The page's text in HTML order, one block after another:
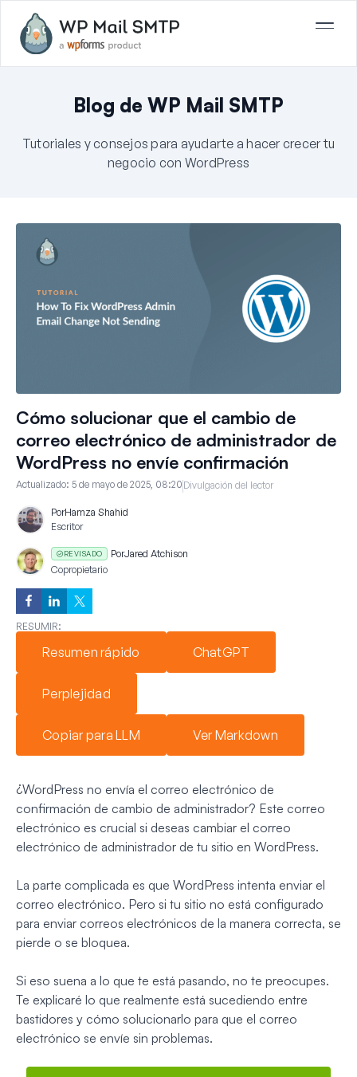
Blog de WP Mail SMTP
Tutoriales y consejos para ayudarte a hacer crecer tu
negocio con WordPress
Cómo solucionar que el cambio de
correo electrónico de administrador de
WordPress no envíe confirmación
Actualizado: 5 de mayo de 2025, 08:20 Divulgación del lector
PorHamza Shahid
Escritor
REVISADO PorJared Atchison
Copropietario
RESUMIR:
Resumen rápido ChatGPT
Perplejidad
Copiar para LLM Ver Markdown
¿WordPress no envía el correo electrónico de
confirmación de cambio de administrador? Este correo
electrónico es crucial si deseas cambiar el correo
electrónico de administrador de tu sitio en WordPress.
La parte complicada es que WordPress intenta enviar el
correo electrónico. Pero si tu sitio no está configurado
para enviar correos electrónicos de la manera correcta, se
pierde o se bloquea.
Si eso suena a lo que te está pasando, no te preocupes.
Te explicaré lo que realmente está sucediendo entre
bastidores y cómo solucionarlo para que el correo
electrónico se envíe sin problemas.